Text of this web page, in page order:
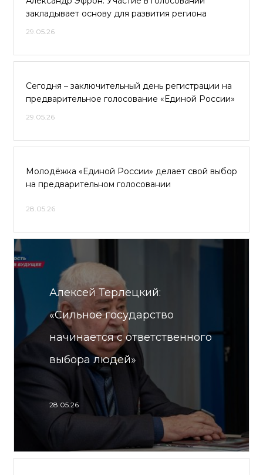
закладывает основу для развития региона
29.05.26
Сегодня – заключительный день регистрации на
предварительное голосование «Единой России»
29.05.26
Молодёжка «Единой России» делает свой выбор
на предварительном голосовании
28.05.26
Алексей Терлецкий:
«Сильное государство
начинается с ответственного
выбора людей»
28.05.26